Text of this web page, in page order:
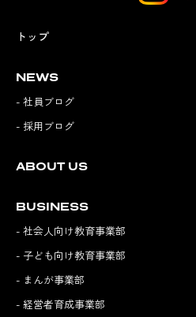
トップ
NEWS
- 社員ブログ
- 採用ブログ
ABOUT US
BUSINESS
- 社会人向け教育事業部
- 子ども向け教育事業部
- まんが事業部
- 経営者育成事業部